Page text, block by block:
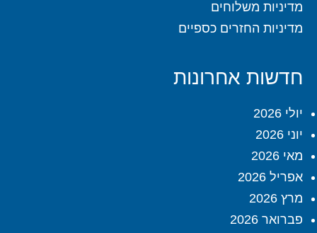
מדיניות משלוחים
מדיניות החזרים כספיים
חדשות אחרונות
יולי 2026
יוני 2026
מאי 2026
אפריל 2026
מרץ 2026
פברואר 2026